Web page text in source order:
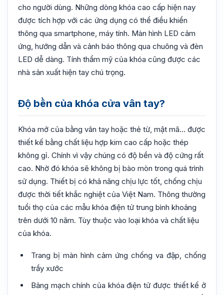
cho người dùng. Những dòng khóa cao cấp hiện nay
được tích hợp với các ứng dụng có thể điều khiển
thông qua smartphone, máy tính. Màn hình LED cảm
ứng, hướng dẫn và cảnh báo thông qua chuông và đèn
LED dễ dàng. Tính thẩm mỹ của khóa cũng được các
nhà sản xuất hiện tay chú trọng.
Độ bền của khóa cửa vân tay?
Khóa mở của bằng vân tay hoặc thẻ từ, mật mã… được
thiết kế bằng chất liệu hợp kim cao cấp hoặc thép
không gỉ. Chính vì vậy chúng có độ bền và độ cứng rất
cao. Nhờ đó khóa sẽ không bị bào mòn trong quá trình
sử dụng. Thiết bị có khả năng chịu lực tốt, chống chịu
được thời tiết khắc nghiệt của Việt Nam. Thông thường
tuổi thọ của các mẫu khóa điện tử trung bình khoảng
trên dưới 10 năm. Tùy thuộc vào loại khóa và chất liệu
của khóa.
Trang bị màn hình cảm ứng chống va đập, chống
trầy xước
Bảng mạch chính của khóa điện tử được thiết kế ở